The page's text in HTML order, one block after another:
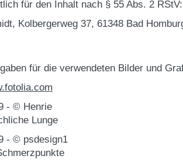
für den Inhalt nach § 55 Abs. 2 RStV:
Kolbergerweg 37, 61348 Bad
für die verwendeten Bilder und
- © Henrie
Lunge
- © psdesign1